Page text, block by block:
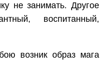
не занимать. Другое
воспитанный,
возник образ мага